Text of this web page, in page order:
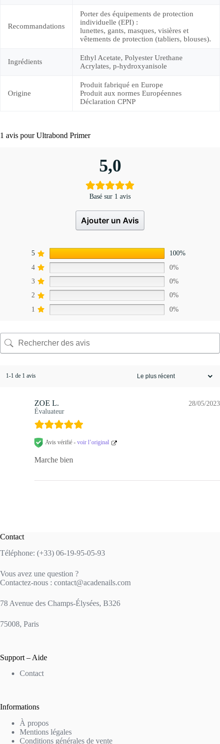
Recommandations
Porter des équipements de protection
individuelle (EPI) :
lunettes, gants, masques, visières et
vêtements de protection (tabliers, blouses).
Ingrédients
Ethyl Acetate, Polyester Urethane
Acrylates, p-hydroxyanisole
Origine
Produit fabriqué en Europe
Produit aux normes Européennes
Déclaration CPNP
1 avis pourUltrabond Primer
5,0
Basé sur 1 avis
Ajouter un Avis
5
100%
4
0%
3
0%
2
0%
1
0%
1-1 de 1 avis
ZOE L.
Évaluateur
28/05/2023
Avis vérifié - voir l’original
Marche bien
Contact
Téléphone: (+33) 06-19-95-05-93
Vous avez une question ?
Contactez-nous : contact@acadenails.com
78 Avenue des Champs-Élysées, B326
75008, Paris
Support – Aide
Contact
Informations
À propos
Mentions légales
Conditions générales de vente